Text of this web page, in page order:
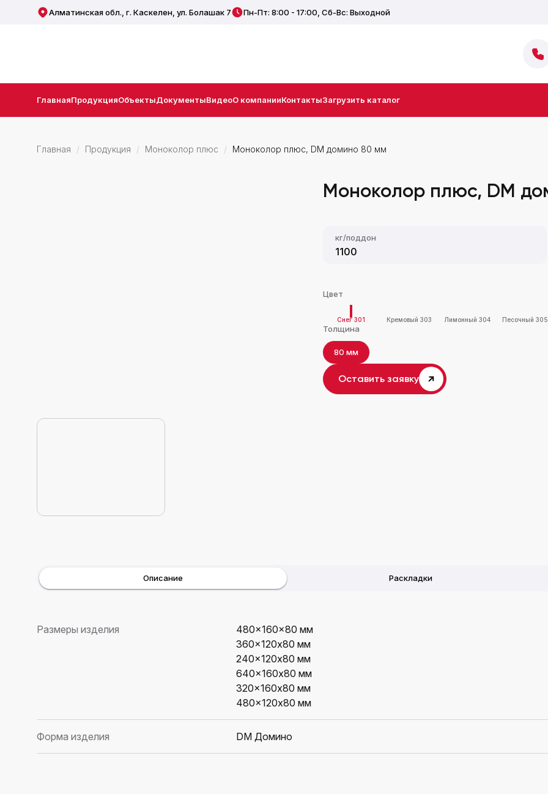
Алматинская обл., г. Каскелен, ул. Болашак 7 Пн-Пт: 8:00 - 17:00, Сб-Вс: Выходной
ГлавнаяПродукцияОбъектыДокументыВидеоО компанииКонтактыЗагрузить каталог
Главная Продукция Моноколор плюс Моноколор плюс, DM домино 80 мм
Моноколор плюс, DM
кг/поддон
1100
Цвет
Снег 301 Кремовый 303 Лимонный 304 Песочный 305
Толщина
80 мм
Оставить заявку
Описание Раскладки
Размеры изделия
480×160x80 мм
360×120x80 мм
240×120x80 мм
640×160x80 мм
320×160x80 мм
480×120x80 мм
Форма изделия DM Домино